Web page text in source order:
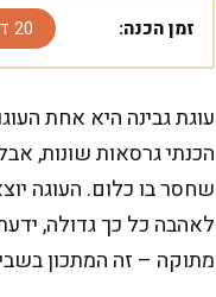
זמן הכנה: 20 דק'
עוגת גבינה היא אחת
הכנתי גרסאות שונות,
שחסר בו כלום. העוגה
לאהבה כל כך גדולה,
מתוקה – זה המתכון